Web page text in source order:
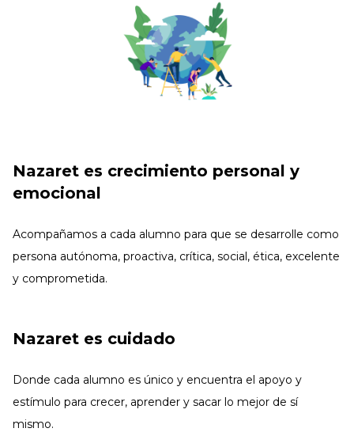
Nazaret es crecimiento personal y
emocional
Acompañamos a cada alumno para que se desarrolle como
persona autónoma, proactiva, crítica, social, ética, excelente
y comprometida.
Nazaret es cuidado
Donde cada alumno es único y encuentra el apoyo y
estímulo para crecer, aprender y sacar lo mejor de sí
mismo.